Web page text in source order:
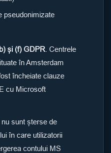
pseudonimizate
și (f) GDPR . Centrele
în Amsterdam
încheiate clauze
cu Microsoft
sunt șterse de
în care utilizatorii
contului MS